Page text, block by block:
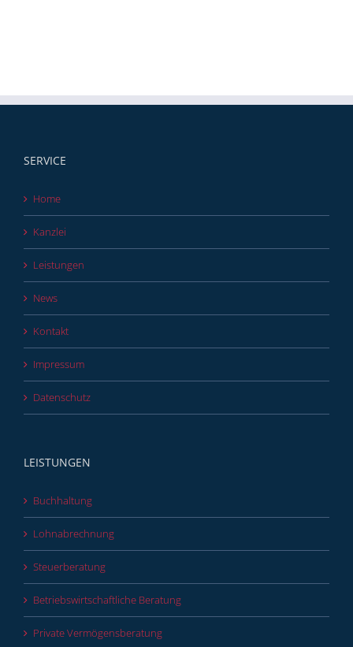
SERVICE
Home
Kanzlei
Leistungen
News
Kontakt
Impressum
Datenschutz
LEISTUNGEN
Buchhaltung
Lohnabrechnung
Steuerberatung
Betriebswirtschaftliche Beratung
Private Vermögensberatung